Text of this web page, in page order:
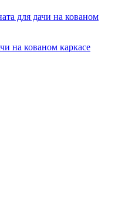
на кованом каркасе